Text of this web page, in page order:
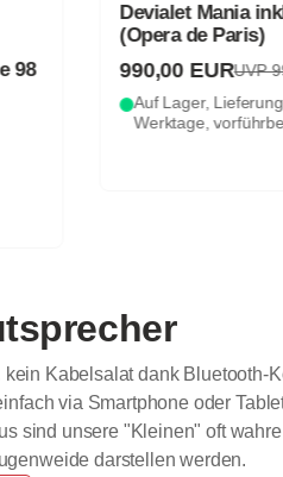
98
Devialet Mania
(Opera de Paris)
990,00 EURUVP
Auf Lager,
Werktage,
Kabelsalat dank Bluetooth-
via Smartphone oder
sind unsere "Kleinen" oft
darstellen werden.